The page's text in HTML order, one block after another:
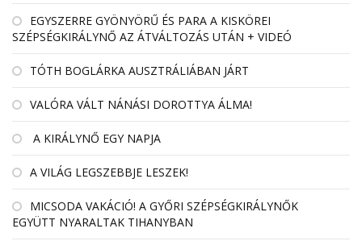
EGYSZERRE GYÖNYÖRŰ ÉS PARA A KISKÖREI
SZÉPSÉGKIRÁLYNŐ AZ ÁTVÁLTOZÁS UTÁN + VIDEÓ
TÓTH BOGLÁRKA AUSZTRÁLIÁBAN JÁRT
VALÓRA VÁLT NÁNÁSI DOROTTYA ÁLMA!
A KIRÁLYNŐ EGY NAPJA
A VILÁG LEGSZEBBJE LESZEK!
MICSODA VAKÁCIÓ! A GYŐRI SZÉPSÉGKIRÁLYNŐK
EGYÜTT NYARALTAK TIHANYBAN